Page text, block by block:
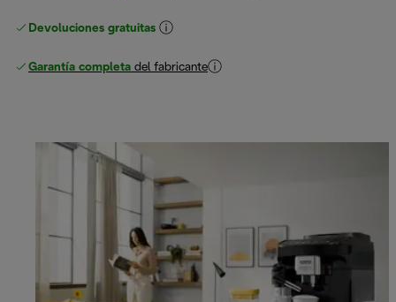
Devoluciones gratuitas
Garantía completa del fabricante